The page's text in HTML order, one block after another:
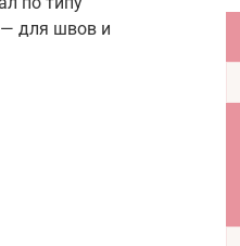
— для швов и